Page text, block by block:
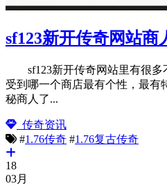
sf123新开传奇网站商
sf123新开传奇网站里有很多
受到哪一个商店最有个性，最有
秘商人了...
传奇资讯
#1.76传奇 #1.76复古传奇
18
03月